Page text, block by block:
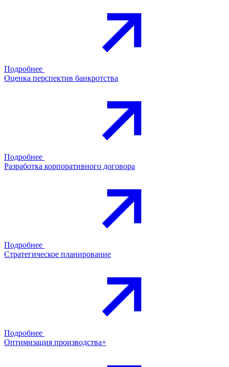
Подробнее
Оценка перспектив банкротства
Подробнее
Разработка корпоративного договора
Подробнее
Стратегическое планирование
Подробнее
Оптимизация производства+